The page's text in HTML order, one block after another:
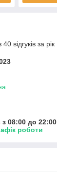
відгуків за рік
08:00 до 22:00
роботи